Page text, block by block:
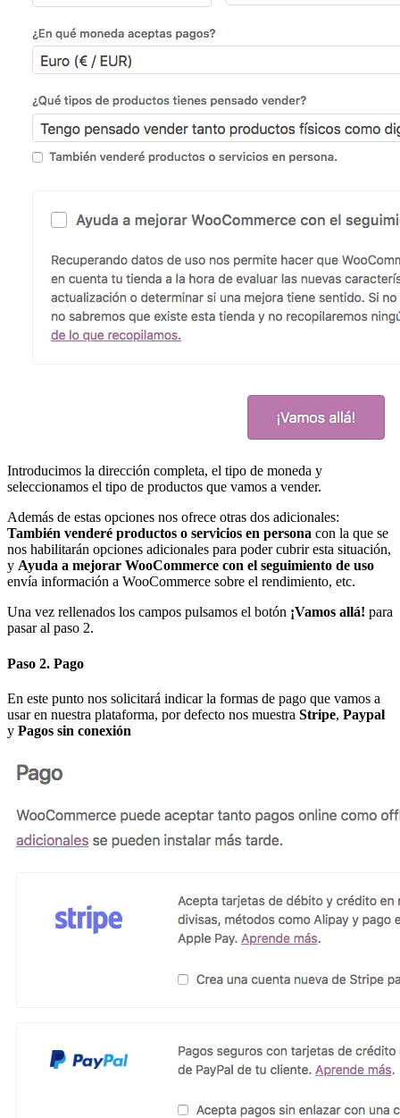
Introducimos la dirección completa, el tipo de moneda y
seleccionamos el tipo de productos que vamos a vender.
Además de estas opciones nos ofrece otras dos adicionales:
También venderé productos o servicios en persona con la que se
nos habilitarán opciones adicionales para poder cubrir esta situación,
y Ayuda a mejorar WooCommerce con el seguimiento de uso
envía información a WooCommerce sobre el rendimiento, etc.
Una vez rellenados los campos pulsamos el botón ¡Vamos allá! para
pasar al paso 2.
Paso 2. Pago
En este punto nos solicitará indicar la formas de pago que vamos a
usar en nuestra plataforma, por defecto nos muestra Stripe, Paypal
y Pagos sin conexión